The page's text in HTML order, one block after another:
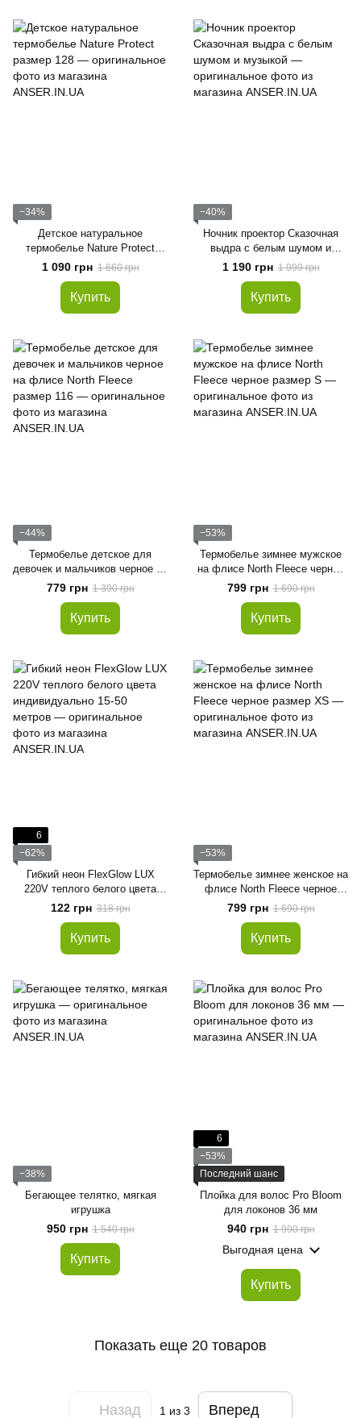
−34%
Детское натуральное
термобелье Nature Protect
размер 128
1 090 грн 1 660 грн
Купить
−40%
Ночник проектор Сказочная
выдра с белым шумом и
музыкой
1 190 грн 1 999 грн
Купить
−44%
Термобелье детское для
девочек и мальчиков черное на
флисе North Fleece размер 116
779 грн 1 390 грн
Купить
−53%
Термобелье зимнее мужское
на флисе North Fleece черное
размер S
799 грн 1 690 грн
Купить
6
−62%
Гибкий неон FlexGlow LUX
220V теплого белого цвета
индивидуально 15-50 метров
122 грн 318 грн
Купить
−53%
Термобелье зимнее женское на
флисе North Fleece черное
размер XS
799 грн 1 690 грн
Купить
−38%
Бегающее телятко, мягкая
игрушка
950 грн 1 540 грн
Купить
6
−53%
Последний шанс
Плойка для волос Pro Bloom
для локонов 36 мм
940 грн 1 990 грн
Выгодная цена
Купить
Показать еще 20 товаров
Назад 1 из 3 Вперед